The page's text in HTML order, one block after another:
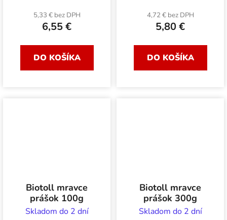
5,33 € bez DPH
6,55 €
DO KOŠÍKA
4,72 € bez DPH
5,80 €
DO KOŠÍKA
Biotoll mravce
prášok 100g
Skladom do 2 dní
Biotoll mravce
prášok 300g
Skladom do 2 dní